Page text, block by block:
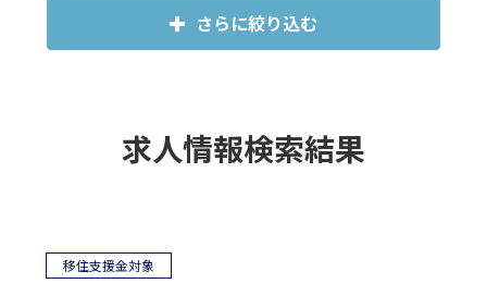
さらに絞り込む
求人情報検索結果
移住支援金対象